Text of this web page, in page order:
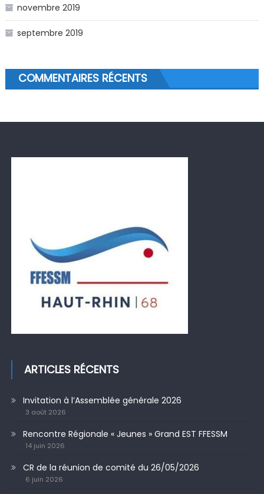
novembre 2019
septembre 2019
COMMENTAIRES RÉCENTS
ARTICLES RÉCENTS
Invitation à l’Assemblée générale 2026
3 août 2026
Rencontre Régionale « Jeunes » Grand EST FFESSM
14 juin 2026
CR de la réunion de comité du 26/05/2026
6 juin 2026